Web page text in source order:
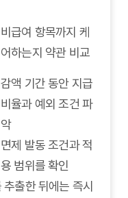
비급여 항목까지 케
어하는지 약관 비교
감액 기간 동안 지급
비율과 예외 조건 파
악
면제 발동 조건과 적
용 범위를 확인
출한 뒤에는 즉시